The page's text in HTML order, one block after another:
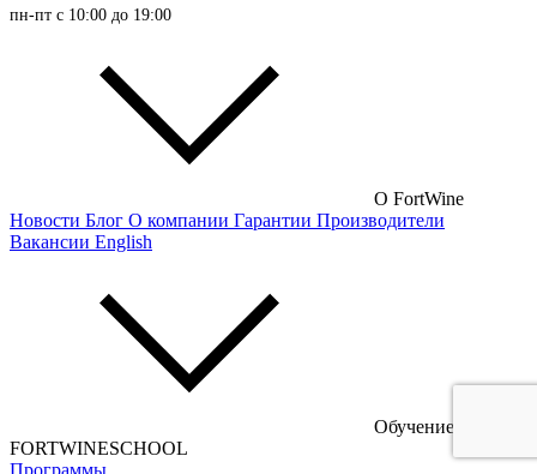
Испанские вина
Немецкие вина
Австрийские вина
Чилийские вина
Португальские вина
Аргентинские вина
пн-пт с 10:00 до 19:00
О FortWine
Новости Блог О компании Гарантии Производители
Вакансии English
Обучение
FORTWINESCHOOL
Программы